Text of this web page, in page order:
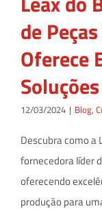
de
Oferece
12/03/2024 | Blog,
Descubra como a
fornecedora líder
oferecendo
produção para